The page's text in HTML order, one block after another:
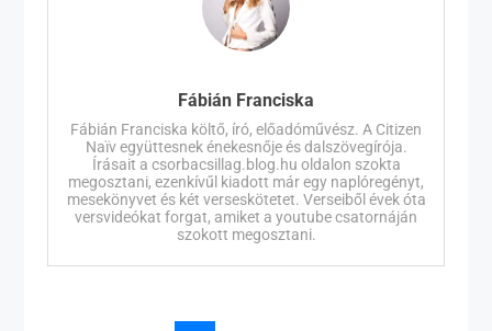
Fábián Franciska
Fábián Franciska költő, író, előadóművész. A Citizen
Naïv együttesnek énekesnője és dalszövegírója.
Írásait a csorbacsillag.blog.hu oldalon szokta
megosztani, ezenkívűl kiadott már egy naplóregényt,
mesekönyvet és két verseskötetet. Verseiből évek óta
versvideókat forgat, amiket a youtube csatornáján
szokott megosztani.